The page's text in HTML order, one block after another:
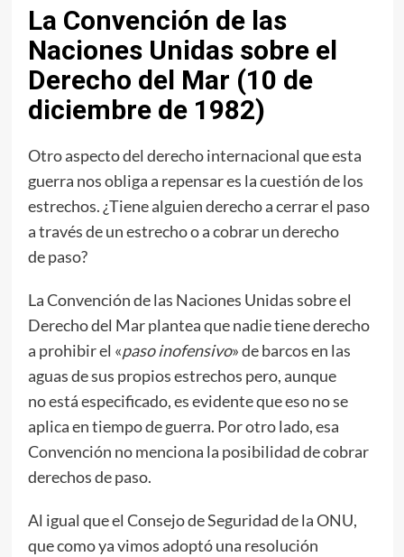
La Convención de las
Naciones Unidas sobre el
Derecho del Mar (10 de
diciembre de 1982)
Otro aspecto del derecho internacional que esta
guerra nos obliga a repensar es la cuestión de los
estrechos. ¿Tiene alguien derecho a cerrar el paso
a través de un estrecho o a cobrar un derecho
de paso?
La Convención de las Naciones Unidas sobre el
Derecho del Mar plantea que nadie tiene derecho
a prohibir el «paso inofensivo» de barcos en las
aguas de sus propios estrechos pero, aunque
no está especificado, es evidente que eso no se
aplica en tiempo de guerra. Por otro lado, esa
Convención no menciona la posibilidad de cobrar
derechos de paso.
Al igual que el Consejo de Seguridad de la ONU,
que como ya vimos adoptó una resolución